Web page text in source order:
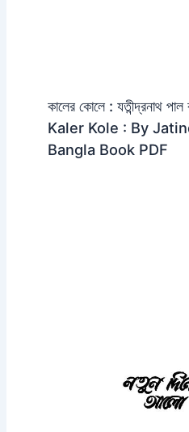
কালের কোলে : যতীন্দ্রনাথ পাল
Kaler Kole : By
Bangla Book PDF